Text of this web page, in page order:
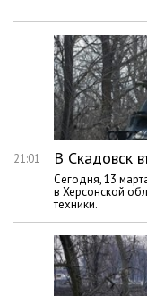
21:01 В Скадовск
Сегодня, 13
в Херсонской
техники.